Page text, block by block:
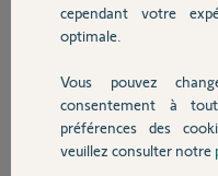
Devis avec un pro
Contact
Je viens de supprimer et
Bonne journée,
Thomas M. il y
cependant votre
optimale.
Vous pouvez
consentement à
préférences des
veuillez consulter notre